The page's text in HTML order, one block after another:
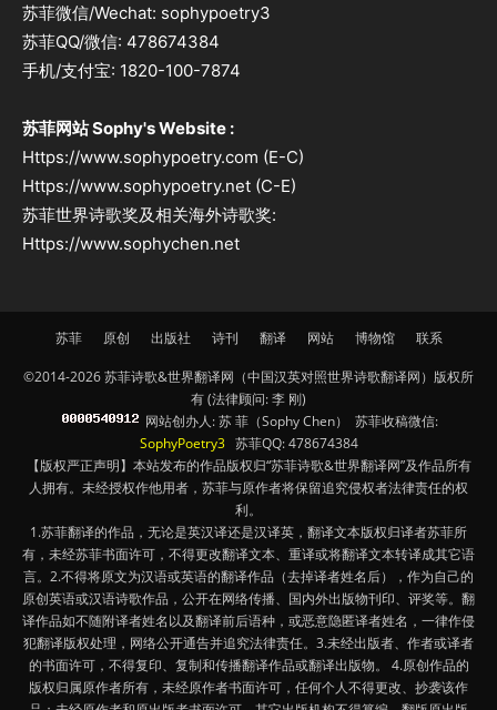
苏菲微信/Wechat: sophypoetry3
苏菲QQ/微信: 478674384
手机/支付宝: 1820-100-7874
苏菲网站 Sophy's Website :
Https://www.sophypoetry.com (E-C)
Https://www.sophypoetry.net (C-E)
苏菲世界诗歌奖及相关海外诗歌奖:
Https://www.sophychen.net
苏菲 原创 出版社 诗刊 翻译 网站 博物馆 联系
©2014-2026 苏菲诗歌&世界翻译网（中国汉英对照世界诗歌翻译网）版权所
有 (法律顾问: 李 刚)
网站创办人: 苏 菲（Sophy Chen） 苏菲收稿微信:
SophyPoetry3苏菲QQ: 478674384
【版权严正声明】本站发布的作品版权归“苏菲诗歌&世界翻译网”及作品所有
人拥有。未经授权作他用者，苏菲与原作者将保留追究侵权者法律责任的权
利。
1.苏菲翻译的作品，无论是英汉译还是汉译英，翻译文本版权归译者苏菲所
有，未经苏菲书面许可，不得更改翻译文本、重译或将翻译文本转译成其它语
言。2.不得将原文为汉语或英语的翻译作品（去掉译者姓名后），作为自己的
原创英语或汉语诗歌作品，公开在网络传播、国内外出版物刊印、评奖等。翻
译作品如不随附译者姓名以及翻译前后语种，或恶意隐匿译者姓名，一律作侵
犯翻译版权处理，网络公开通告并追究法律责任。3.未经出版者、作者或译者
的书面许可，不得复印、复制和传播翻译作品或翻译出版物。 4.原创作品的
版权归属原作者所有，未经原作者书面许可，任何个人不得更改、抄袭该作